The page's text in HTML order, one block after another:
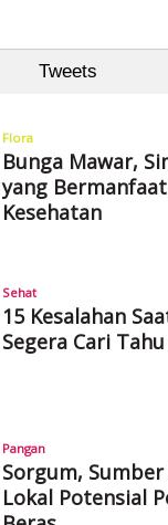
Tweets
Flora
Bunga Mawar,
yang
Kesehatan
Sehat
15 Kesalahan
Segera Cari
Pangan
Sorgum, Sumber
Lokal Potensial